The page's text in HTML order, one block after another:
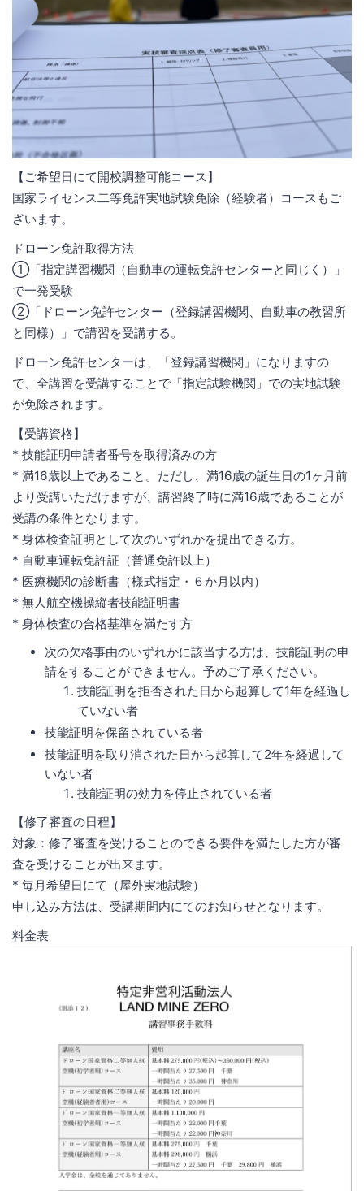
【ご希望日にて開校調整可能コース】
国家ライセンス二等免許実地試験免除（経験者）コースもご
ざいます。
ドローン免許取得方法
①「指定講習機関（自動車の運転免許センターと同じく）」
で一発受験
②「ドローン免許センター（登録講習機関、自動車の教習所
と同様）」で講習を受講する。
ドローン免許センターは、「登録講習機関」になりますの
で、全講習を受講することで「指定試験機関」での実地試験
が免除されます。
【受講資格】
* 技能証明申請者番号を取得済みの方
* 満16歳以上であること。ただし、満16歳の誕生日の1ヶ月前
より受講いただけますが、講習終了時に満16歳であることが
受講の条件となります。
* 身体検査証明として次のいずれかを提出できる方。
* 自動車運転免許証（普通免許以上）
* 医療機関の診断書（様式指定・６か月以内）
* 無人航空機操縦者技能証明書
* 身体検査の合格基準を満たす方
次の欠格事由のいずれかに該当する方は、技能証明の申
請をすることができません。予めご了承ください。
技能証明を拒否された日から起算して1年を経過し
ていない者
技能証明を保留されている者
技能証明を取り消された日から起算して2年を経過して
いない者
技能証明の効力を停止されている者
【修了審査の日程】
対象：修了審査を受けることのできる要件を満たした方が審
査を受けることが出来ます。
* 毎月希望日にて（屋外実地試験）
申し込み方法は、受講期間内にてのお知らせとなります。
料金表